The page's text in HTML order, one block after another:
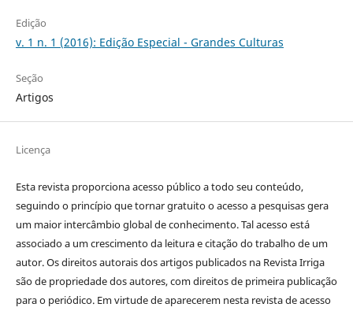
Edição
v. 1 n. 1 (2016): Edição Especial - Grandes Culturas
Seção
Artigos
Licença
Esta revista proporciona acesso público a todo seu conteúdo,
seguindo o princípio que tornar gratuito o acesso a pesquisas gera
um maior intercâmbio global de conhecimento. Tal acesso está
associado a um crescimento da leitura e citação do trabalho de um
autor. Os direitos autorais dos artigos publicados na Revista Irriga
são de propriedade dos autores, com direitos de primeira publicação
para o periódico. Em virtude de aparecerem nesta revista de acesso